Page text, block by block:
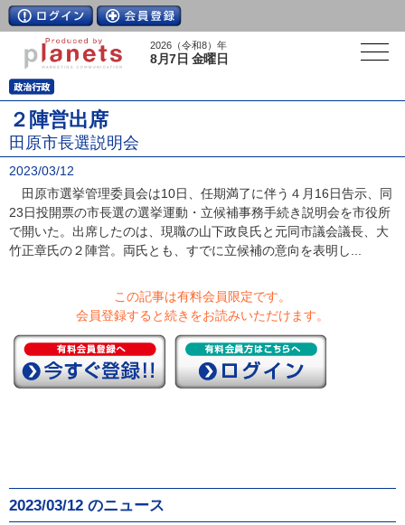
2026（令和8）年
8月7日 金曜日
２陣営出席
田原市長選説明会
2023/03/12
田原市選挙管理委員会は10日、任期満了に伴う４月16日告示、同
23日投開票の市長選の選挙運動・立候補事務手続き説明会を市役所
で開いた。出席したのは、現職の山下政良氏と元同市議会議長、大
竹正章氏の２陣営。両氏とも、すでに立候補の意向を表明し...
この記事は有料会員限定です。
会員登録すると続きをお読みいただけます。
2023/03/12 のニュース